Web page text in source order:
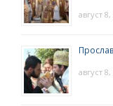
август
август